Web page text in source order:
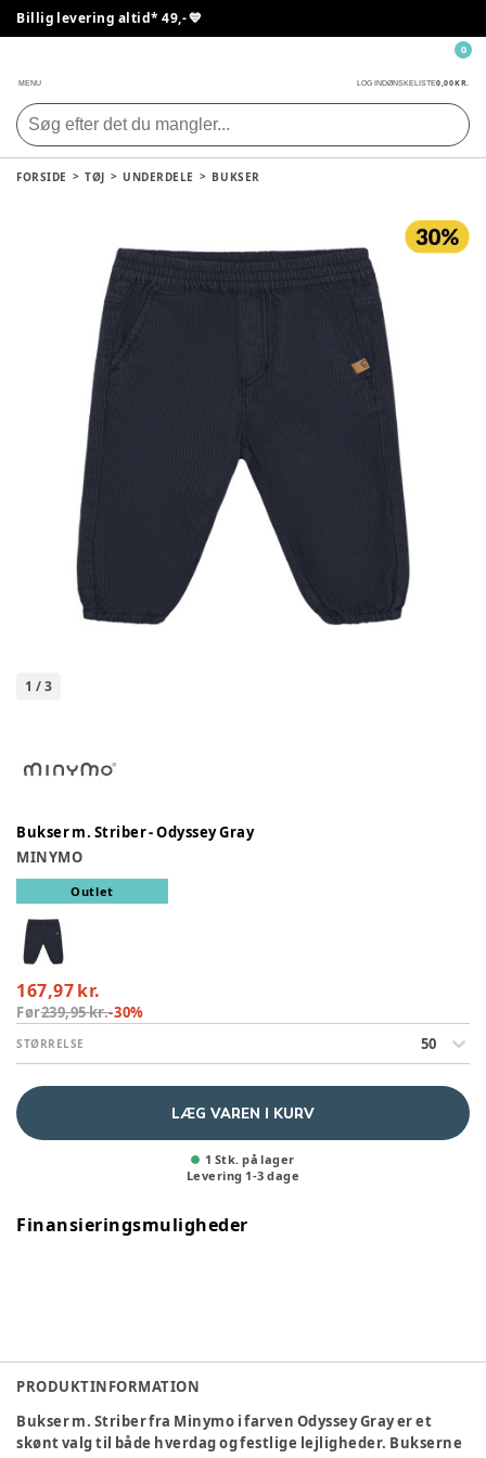
Billig levering altid* 49,- 💙
MENU LOG INDØNSKELISTE0,00 KR.
0
FORSIDE TØJ UNDERDELE BUKSER
1 /3
Bukser m. Striber - Odyssey Gray
MINYMO
Outlet
167,97 kr.
Før239,95 kr.-30%
STØRRELSE 50
LÆG VAREN I KURV
1 Stk. på lager
Levering 1-3 dage
Finansieringsmuligheder
PRODUKTINFORMATION
Bukser m. Striber fra Minymo i farven Odyssey Gray er et
skønt valg til både hverdag og festlige lejligheder. Bukserne